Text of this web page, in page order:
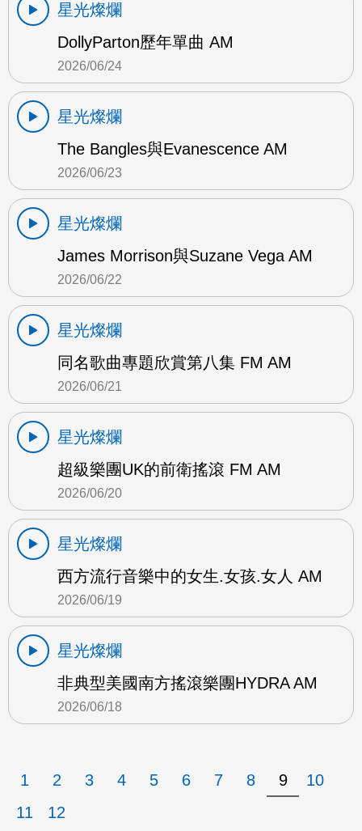
星光燦爛
DollyParton歷年單曲 AM
2026/06/24
星光燦爛
The Bangles與Evanescence AM
2026/06/23
星光燦爛
James Morrison與Suzane Vega AM
2026/06/22
星光燦爛
同名歌曲專題欣賞第八集 FM AM
2026/06/21
星光燦爛
超級樂團UK的前衛搖滾 FM AM
2026/06/20
星光燦爛
西方流行音樂中的女生.女孩.女人 AM
2026/06/19
星光燦爛
非典型美國南方搖滾樂團HYDRA AM
2026/06/18
1 2 3 4 5 6 7 8 9
10
11
12